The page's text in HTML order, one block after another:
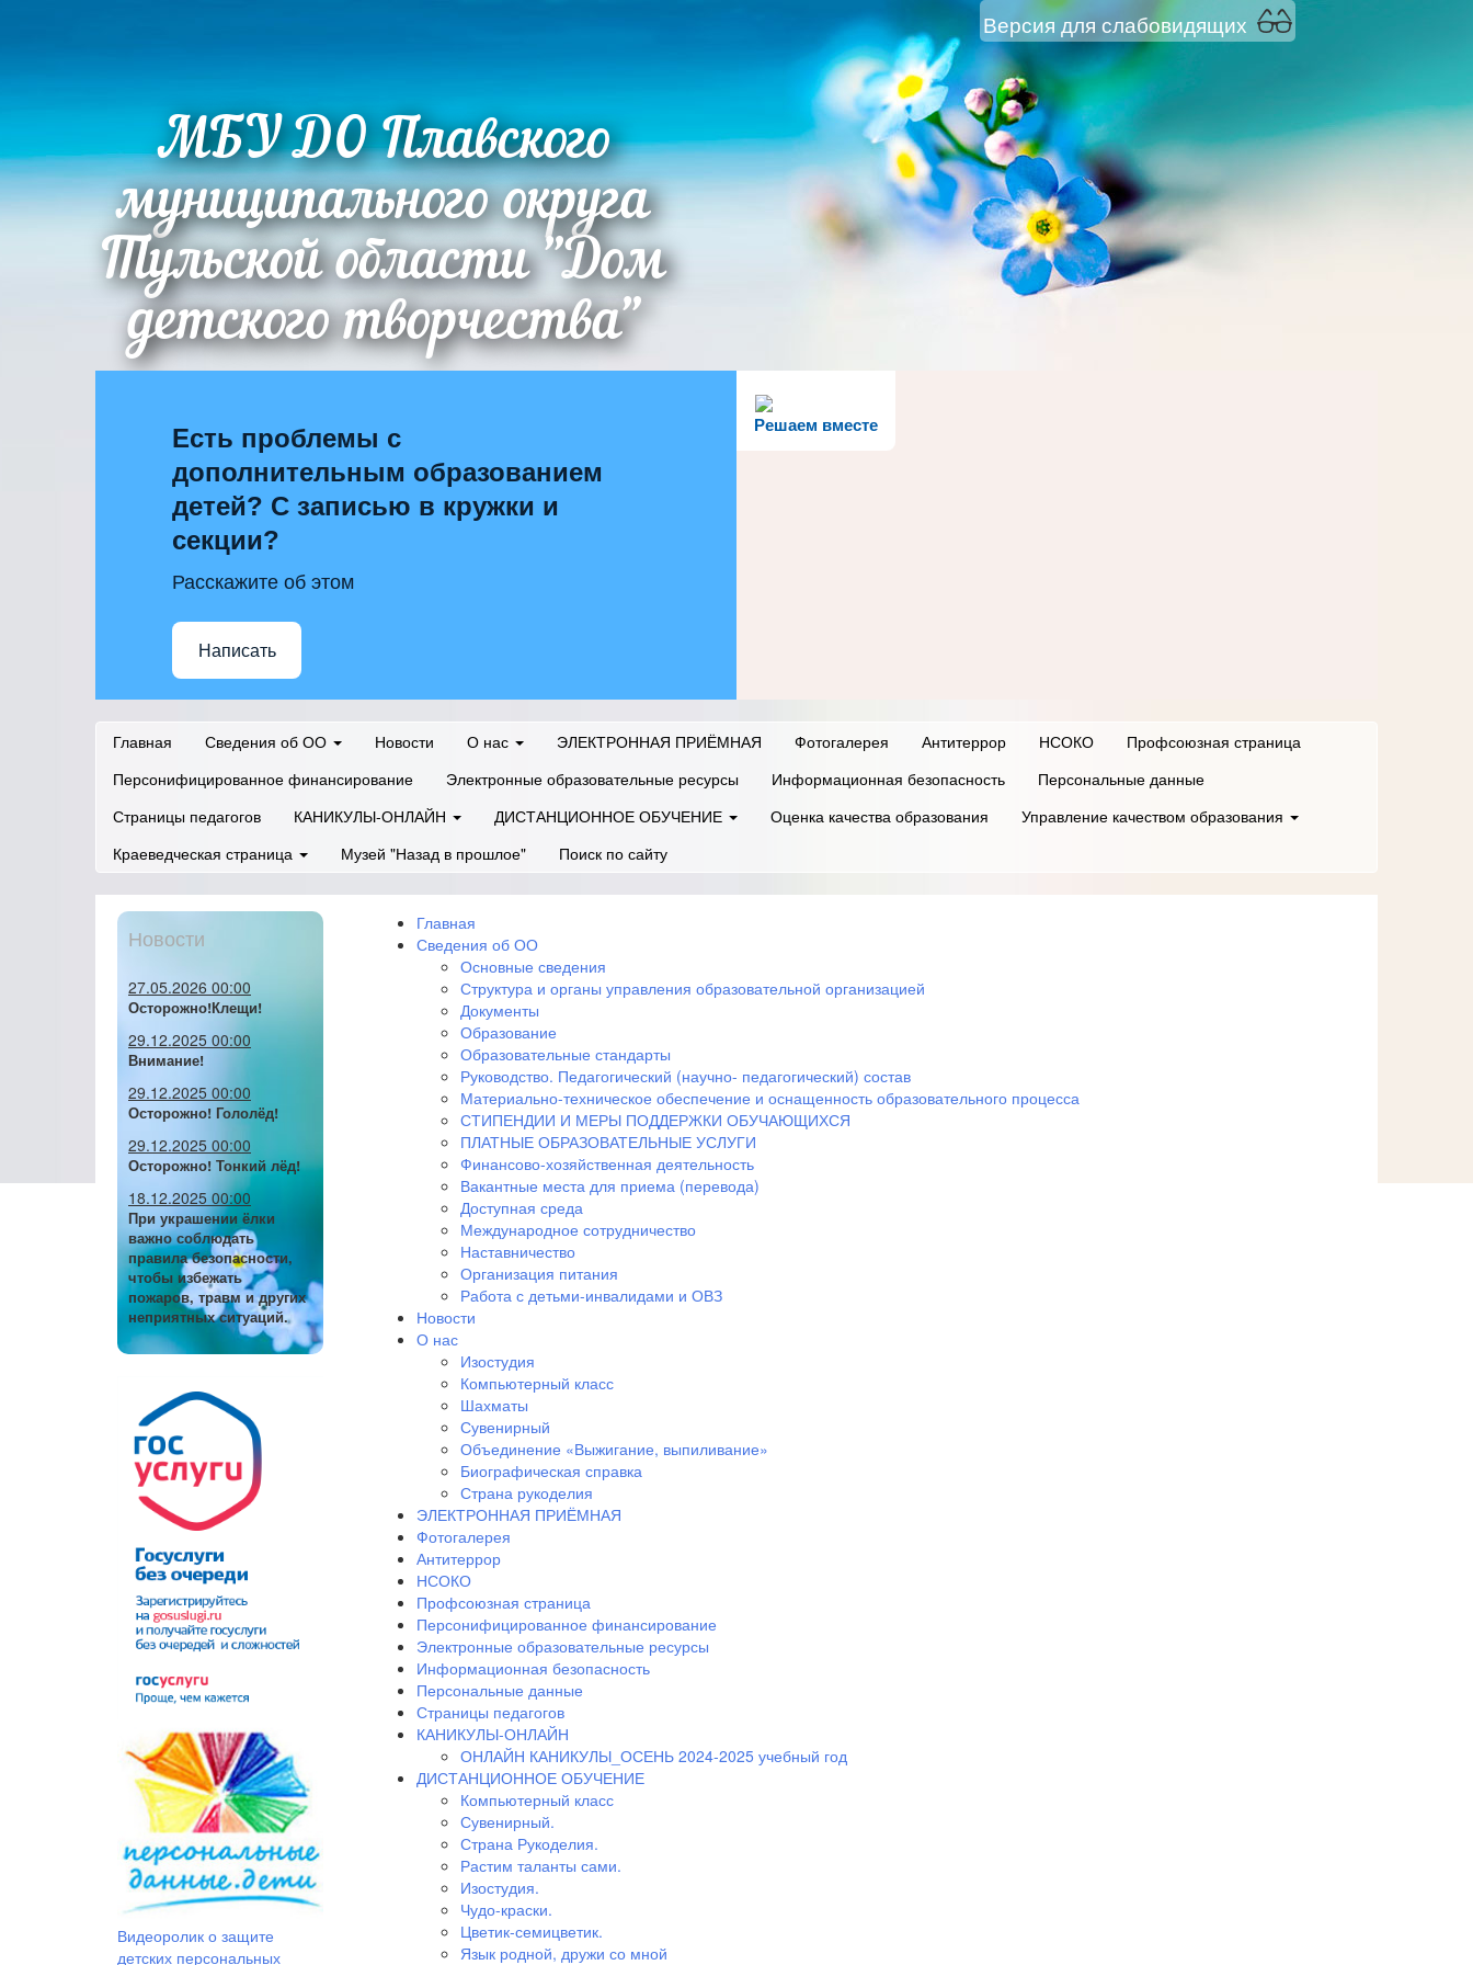
Версия для слабовидящих
МБУ ДО Плавского
муниципального округа
Тульской области "Дом
детского творчества"
Решаем вместе
Есть проблемы с
дополнительным образованием
детей? С записью в кружки и
секции?
Расскажите об этом
Написать
Главная Сведения об ОО Новости О нас ЭЛЕКТРОННАЯ ПРИЁМНАЯ Фотогалерея Антитеррор НСОКО
Профсоюзная страница
Персонифицированное финансирование
Электронные образовательные ресурсы Информационная безопасность
Персональные данные
Страницы педагогов
КАНИКУЛЫ-ОНЛАЙН ДИСТАНЦИОННОЕ ОБУЧЕНИЕ Оценка качества образования
Управление качеством образования
Краеведческая страница
Музей "Назад в прошлое" Поиск по сайту
Новости
27.05.2026 00:00
Осторожно!Клещи!
29.12.2025 00:00
Внимание!
29.12.2025 00:00
Осторожно! Гололёд!
29.12.2025 00:00
Осторожно! Тонкий лёд!
18.12.2025 00:00
При украшении ёлки
важно соблюдать
правила безопасности,
чтобы избежать
пожаров, травм и других
неприятных ситуаций.
Видеоролик о защите
детских персональных
Главная
Сведения об ОО
Основные сведения
Структура и органы управления образовательной организацией
Документы
Образование
Образовательные стандарты
Руководство. Педагогический (научно- педагогический) состав
Материально-техническое обеспечение и оснащенность образовательного процесса
СТИПЕНДИИ И МЕРЫ ПОДДЕРЖКИ ОБУЧАЮЩИХСЯ
ПЛАТНЫЕ ОБРАЗОВАТЕЛЬНЫЕ УСЛУГИ
Финансово-хозяйственная деятельность
Вакантные места для приема (перевода)
Доступная среда
Международное сотрудничество
Наставничество
Организация питания
Работа с детьми-инвалидами и ОВЗ
Новости
О нас
Изостудия
Компьютерный класс
Шахматы
Сувенирный
Объединение «Выжигание, выпиливание»
Биографическая справка
Страна рукоделия
ЭЛЕКТРОННАЯ ПРИЁМНАЯ
Фотогалерея
Антитеррор
НСОКО
Профсоюзная страница
Персонифицированное финансирование
Электронные образовательные ресурсы
Информационная безопасность
Персональные данные
Страницы педагогов
КАНИКУЛЫ-ОНЛАЙН
ОНЛАЙН КАНИКУЛЫ_ОСЕНЬ 2024-2025 учебный год
ДИСТАНЦИОННОЕ ОБУЧЕНИЕ
Компьютерный класс
Сувенирный.
Страна Рукоделия.
Растим таланты сами.
Изостудия.
Чудо-краски.
Цветик-семицветик.
Язык родной, дружи со мной